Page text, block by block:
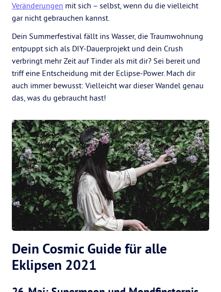
Veränderungen mit sich – selbst, wenn du die vielleicht
gar nicht gebrauchen kannst.
Dein Summerfestival fällt ins Wasser, die Traumwohnung
entpuppt sich als DIY-Dauerprojekt und dein Crush
verbringt mehr Zeit auf Tinder als mit dir? Sei bereit und
triff eine Entscheidung mit der Eclipse-Power. Mach dir
auch immer bewusst: Vielleicht war dieser Wandel genau
das, was du gebraucht hast!
Dein Cosmic Guide für alle
Eklipsen 2021